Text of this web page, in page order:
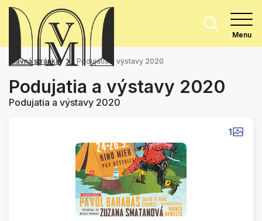
Menu
Hlavná stránka Podujatia a výstavy 2020
Podujatia a výstavy 2020
Podujatia a výstavy 2020
1